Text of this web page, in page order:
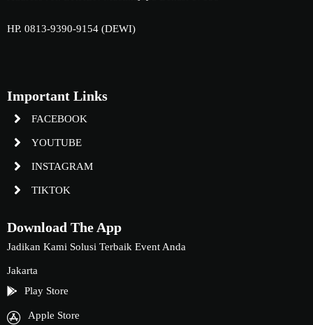
HP. 0813-9390-9154 (DEWI)
Important Links
FACEBOOK
YOUTUBE
INSTAGRAM
TIKTOK
Download The App
Jadikan Kami Solusi Terbaik Event Anda
Jakarta
Play Store
Apple Store